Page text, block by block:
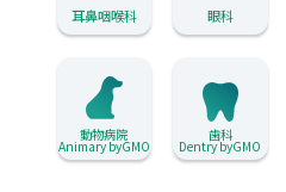
耳鼻咽喉科 眼科
動物病院
Animary byGMO
歯科
Dentry byGMO